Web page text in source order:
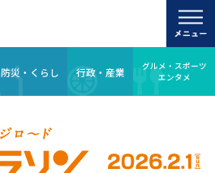
防災・くらし 行政・産業
グルメ・スポーツ
エンタメ